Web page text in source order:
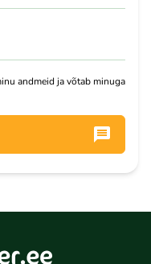
andmeid ja võtab minuga